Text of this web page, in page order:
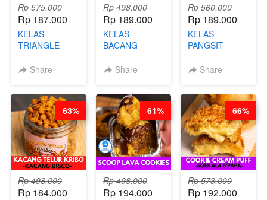
Rp 575.000
Rp 187.000
KELAS
TRIANGLE
CAKE BOLU
Share
Rp 498.000
Rp 189.000
KELAS
BACANG
PREMIUM
Share
Rp 560.000
Rp 189.000
KELAS
PANGSIT
LENGKAP
PANGSIT -BY
CHEF DITA
Share
Rp 498.000
Rp 184.000
63%
Rp 498.000
Rp 194.000
61%
Rp 573.000
Rp 192.000
66%